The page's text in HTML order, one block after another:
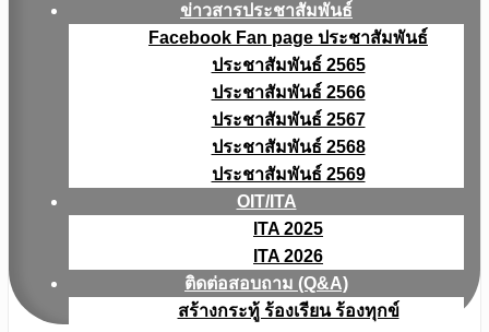
ข่าวสารประชาสัมพันธ์
Facebook Fan page ประชาสัมพันธ์
ประชาสัมพันธ์ 2565
ประชาสัมพันธ์ 2566
ประชาสัมพันธ์ 2567
ประชาสัมพันธ์ 2568
ประชาสัมพันธ์ 2569
OIT/ITA
ITA 2025
ITA 2026
ติดต่อสอบถาม (Q&A)
สร้างกระทู้ ร้องเรียน ร้องทุกข์